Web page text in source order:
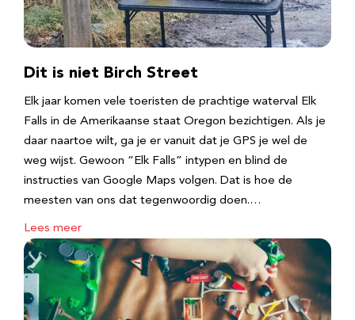
Dit is niet Birch Street
Elk jaar komen vele toeristen de prachtige waterval Elk
Falls in de Amerikaanse staat Oregon bezichtigen. Als je
daar naartoe wilt, ga je er vanuit dat je GPS je wel de
weg wijst. Gewoon “Elk Falls” intypen en blind de
instructies van Google Maps volgen. Dat is hoe de
meesten van ons dat tegenwoordig doen.…
Lees meer